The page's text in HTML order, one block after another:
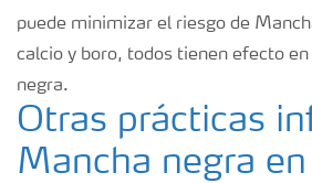
puede minimizar el riesgo de
calcio y boro, todos tienen efecto
negra.
Otras prácticas
Mancha negra